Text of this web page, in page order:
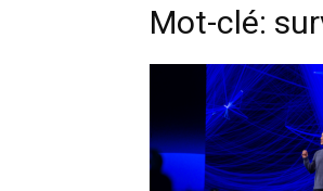
Mot-clé: